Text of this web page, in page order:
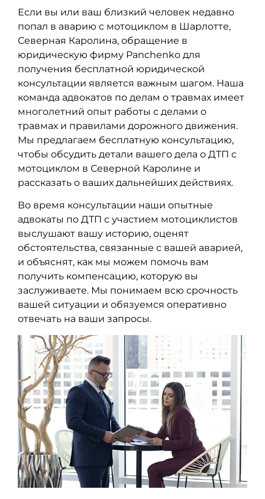
Если вы или ваш близкий человек недавно
попал в аварию с мотоциклом в Шарлотте,
Северная Каролина, обращение в
юридическую фирму Panchenko для
получения бесплатной юридической
консультации является важным шагом. Наша
команда адвокатов по делам о травмах имеет
многолетний опыт работы с делами о
травмах и правилами дорожного движения.
Мы предлагаем бесплатную консультацию,
чтобы обсудить детали вашего дела о ДТП с
мотоциклом в Северной Каролине и
рассказать о ваших дальнейших действиях.
Во время консультации наши опытные
адвокаты по ДТП с участием мотоциклистов
выслушают вашу историю, оценят
обстоятельства, связанные с вашей аварией,
и объяснят, как мы можем помочь вам
получить компенсацию, которую вы
заслуживаете. Мы понимаем всю срочность
вашей ситуации и обязуемся оперативно
отвечать на ваши запросы.